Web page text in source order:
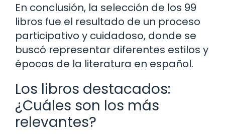
En conclusión, la selección de los 99
libros fue el resultado de un proceso
participativo y cuidadoso, donde se
buscó representar diferentes estilos y
épocas de la literatura en español.
Los libros destacados:
¿Cuáles son los más
relevantes?